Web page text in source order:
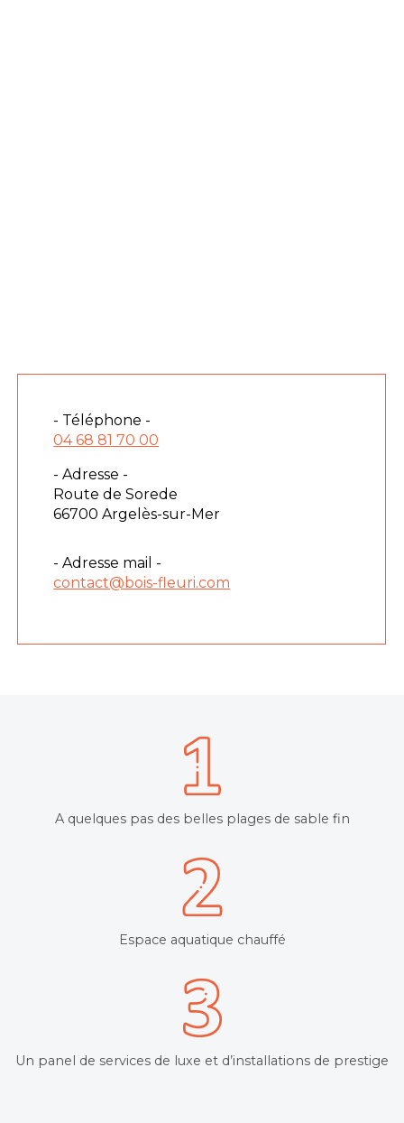
A quelques pas des belles plages de sable fin
Espace aquatique chauffé
Un panel de services de luxe et d’installations de prestige
- Téléphone -
04 68 81 70 00
- Adresse -
Route de Sorede
66700 Argelès-sur-Mer
- Adresse mail -
contact@bois-fleuri.com